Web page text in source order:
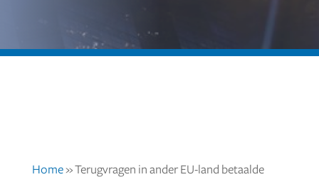
Home»Terugvragen in ander EU-land betaalde